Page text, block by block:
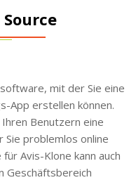
mit der Sie eine
App erstellen können.
Benutzern eine
problemlos online
Avis-Klone kann auch
Geschäftsbereich